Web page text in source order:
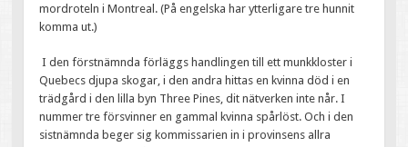
mordroteln i Montreal. (På engelska har ytterligare tre hunnit
komma ut.)
I den förstnämnda förläggs handlingen till ett munkkloster i
Quebecs djupa skogar, i den andra hittas en kvinna död i en
trädgård i den lilla byn Three Pines, dit nätverken inte når. I
nummer tre försvinner en gammal kvinna spårlöst. Och i den
sistnämnda beger sig kommissarien in i provinsens allra